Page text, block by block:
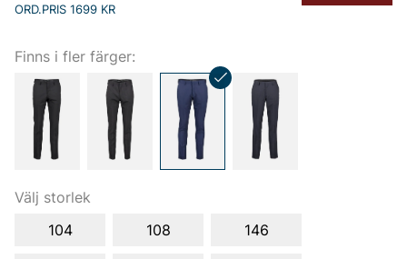
ORD.PRIS 1699 KR
Finns i fler färger:
Välj storlek
104 108 146